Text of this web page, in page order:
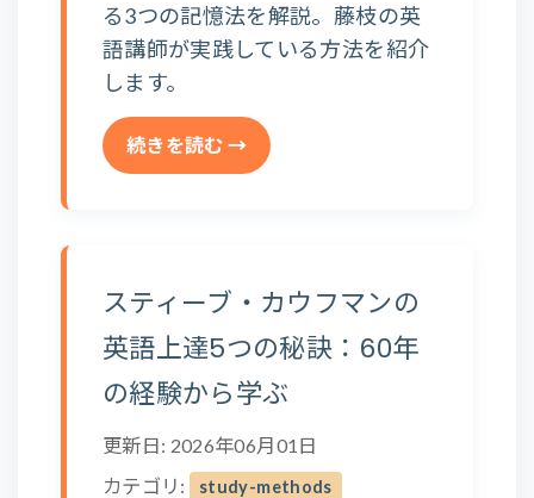
る3つの記憶法を解説。藤枝の英
語講師が実践している方法を紹介
します。
続きを読む →
スティーブ・カウフマンの
英語上達5つの秘訣：60年
の経験から学ぶ
更新日: 2026年06月01日
カテゴリ:
study-methods